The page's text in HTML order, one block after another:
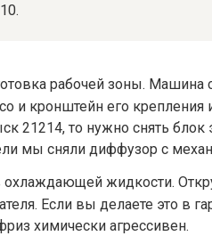
рабочей зоны. Машина
и кронштейн его крепления
21214, то нужно снять блок
мы сняли диффузор с
охлаждающей жидкости.
Если вы делаете это в
химически агрессивен.